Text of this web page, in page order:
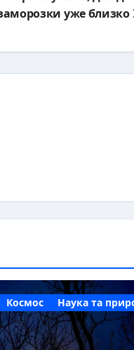
уже близко
Космос Наука та